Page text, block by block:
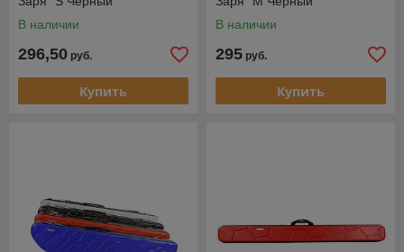
В наличии
296,50 руб.
Купить
В наличии
295 руб.
Купить